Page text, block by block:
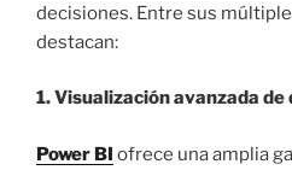
decisiones. Entre sus
destacan:
1. Visualización avanzada de
Power BI ofrece una amplia